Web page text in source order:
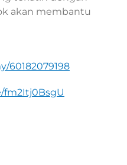
akan membantu
60182079198
fm2Itj0BsgU